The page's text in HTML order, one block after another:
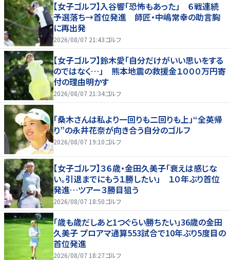
【女子ゴルフ】入谷響「恐怖もあった」 ６戦連続
予選落ち→首位発進 師匠・中嶋常幸の助言胸
に再出発
2026/08/07 21:43ゴルフ
【女子ゴルフ】鈴木愛「自分だけがいい思いをする
のではなく…」 熊本地震の救援金１０００万円寄
付の理由明かす
2026/08/07 21:34ゴルフ
「桑木さんは私より一回りも二回りも上」“全英帰
り”の永井花奈が向き合う自分のゴルフ
2026/08/07 19:10ゴルフ
【女子ゴルフ】３６歳・金田久美子「衰えは感じな
い。引退までにもう１勝したい」 １０年ぶり首位
発進…ツアー３勝目狙う
2026/08/07 18:50ゴルフ
「歳も歳だしあと1つぐらい勝ちたい」36歳の金田
久美子 プロアマ通算553試合で10年ぶり5度目の
首位発進
2026/08/07 18:27ゴルフ